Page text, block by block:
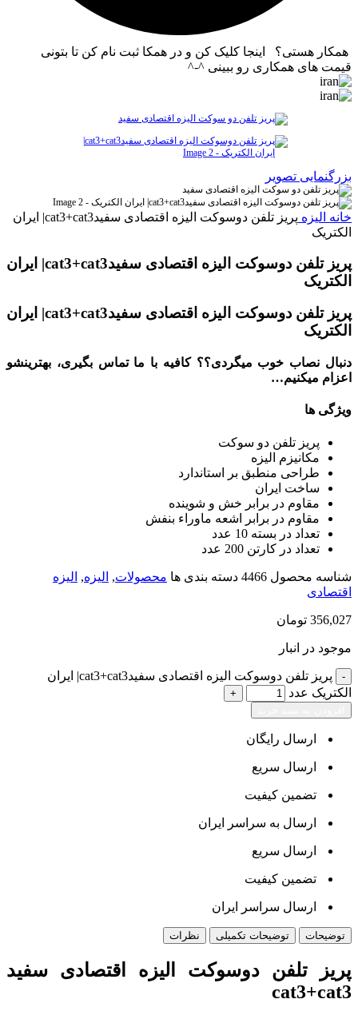
همکار هستی؟ اینجا کلیک کن و در همکا ثبت نام کن تا بتونی
قیمت های همکاری رو ببینی ^-^
بزرگنمایی تصویر
خانه الیزه
پريز تلفن دوسوکت اليزه اقتصادی سفيدcat3+cat3| ایران
الکتریک
پريز تلفن دوسوکت اليزه اقتصادی سفيدcat3+cat3| ایران
الکتریک
پريز تلفن دوسوکت اليزه اقتصادی سفيدcat3+cat3| ایران
الکتریک
دنبال نصاب خوب میگردی؟؟ کافیه با ما تماس بگیری، بهترینشو
اعزام میکنیم…
ویژگی ها
پريز تلفن دو سوکت
مکانیزم الیزه
طراحی منطبق بر استاندارد
ساخت ایران
مقاوم در برابر خش و شوینده
مقاوم در برابر اشعه ماوراء بنفش
تعداد در بسته 10 عدد
تعداد در کارتن 200 عدد
شناسه محصول 4466 دسته بندی ها محصولات, الیزه, الیزه
اقتصادی
356,027 تومان
موجود در انبار
پريز تلفن دوسوکت اليزه اقتصادی سفيدcat3+cat3| ایران
الکتریک عدد
ارسال رایگان
ارسال سریع
تضمین کیفیت
ارسال به سراسر ایران
ارسال سریع
تضمین کیفیت
ارسال سراسر ایران
توضیحات توضیحات تکمیلی نظرات
پريز تلفن دوسوکت اليزه اقتصادی سفيد
cat3+cat3